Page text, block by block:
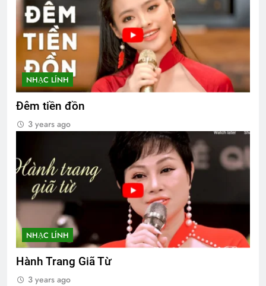
NHẠC LÍNH
Đêm tiền đồn
3 years ago
NHẠC LÍNH
Hành Trang Giã Từ
3 years ago